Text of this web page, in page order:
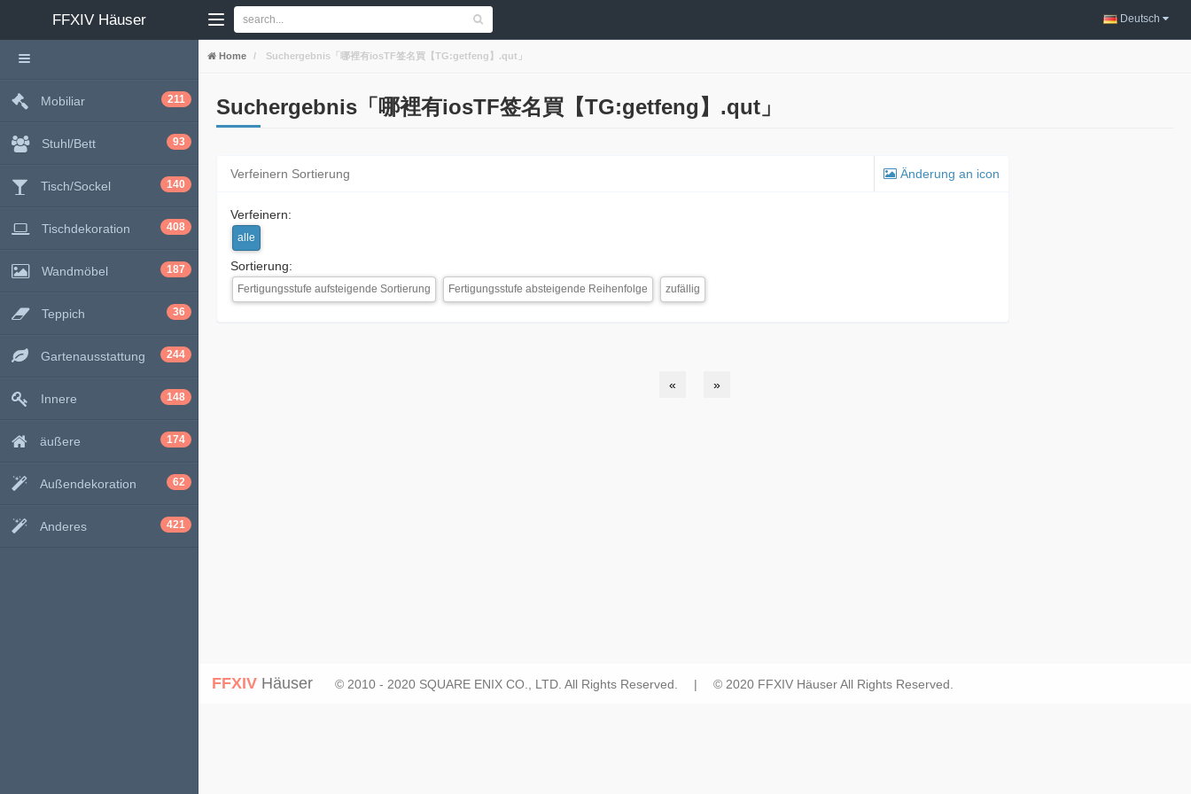
FFXIV Häuser Deutsch
Home Suchergebnis「哪裡有iosTF签名買【TG:getfeng】.qut」
Suchergebnis「哪裡有iosTF签名買【TG:getfeng】.qut」
Verfeinern Sortierung Änderung an icon
Verfeinern:
alle
Sortierung:
Fertigungsstufe aufsteigende Sortierung Fertigungsstufe absteigende Reihenfolge zufällig
« »
Mobiliar 211
Stuhl/Bett 93
Tisch/Sockel 140
Tischdekoration 408
Wandmöbel 187
Teppich 36
Gartenausstattung 244
Innere 148
äußere 174
Außendekoration 62
Anderes 421
FFXIV Häuser © 2010 - 2020 SQUARE ENIX CO., LTD. All Rights Reserved. | © 2020 FFXIV Häuser All Rights Reserved.